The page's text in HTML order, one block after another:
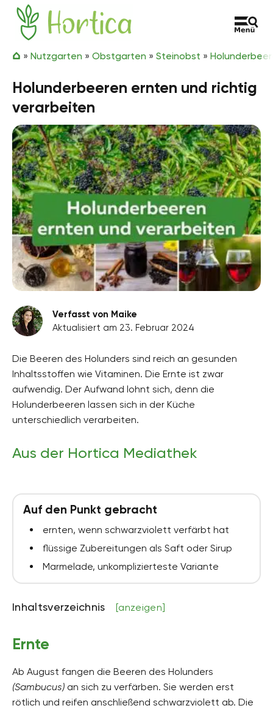
Zum Inhalt springen
Hortica
» Nutzgarten » Obstgarten » Steinobst »
Holunderbeeren ernten und richtig
verarbeiten
Verfasst von Maike
Aktualisiert am 23. Februar 2024
Die Beeren des Holunders sind reich an gesunden
Inhaltsstoffen wie Vitaminen. Die Ernte ist zwar
aufwendig. Der Aufwand lohnt sich, denn die
Holunderbeeren lassen sich in der Küche
unterschiedlich verarbeiten.
Aus der Hortica Mediathek
Auf den Punkt gebracht
ernten, wenn schwarzviolett verfärbt hat
flüssige Zubereitungen als Saft oder Sirup
Marmelade, unkomplizierteste Variante
Inhaltsverzeichnis [anzeigen]
Ernte
Ab August fangen die Beeren des Holunders
(Sambucus) an sich zu verfärben. Sie werden erst
rötlich und reifen anschließend schwarzviolett ab. Die